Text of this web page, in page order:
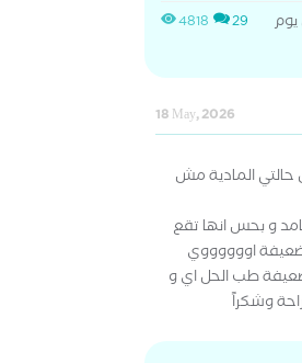
4818 29
18 May, 2026
المادية مش
و بحس انها تقع
اووووووي
طب الحل اي و
وشكراً